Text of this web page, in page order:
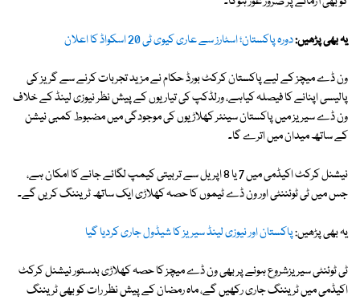
یہ بھی پڑھیں:دورہ پاکستان؛ اسٹارز سے عاری کیوی ٹی 20 اسکواڈ کا اعلان
ون ڈے میچز کے لیے پاکستان کرکٹ بورڈ حکام نے مزید تجربات کرنے سے گریز کی
پالیسی اپنانے کا فیصلہ کیاہے، ورلڈکپ کی تیاریوں کے پیش نظر نیوزی لینڈ کے خلاف
ون ڈے سیریز میں پاکستان سینئر کھلاڑیوں کی موجودگی میں مضبوط کمبی نیشن
کے ساتھ میدان میں اترے گا۔
نیشنل کرکٹ اکیڈمی میں 7 یا 8 اپریل سے تربیتی کیمپ لگائے جانے کا امکان ہے،
جس میں ٹی ٹوئننٹی اور ون ڈے ٹیموں کا حصہ کھلاڑی ایک ساتھ ٹریننگ کریں گے۔
یہ بھی پڑھیں:پاکستان اور نیوزی لینڈ سیریز کا شیڈول جاری کردیا گیا
ٹی ٹوئنٹی سیریزشروع ہونے پر بھی ون ڈے میچز کا حصہ کھلاڑی بدستور نیشنل کرکٹ
اکیڈمی میں ٹریننگ جاری رکھیں گے، ماہ رمضان کے پیش نظر رات کو بھی ٹریننگ